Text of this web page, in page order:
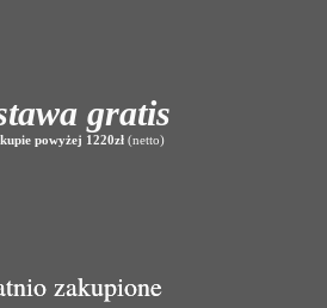
gratis
powyżej 1220zł(netto)
zakupione